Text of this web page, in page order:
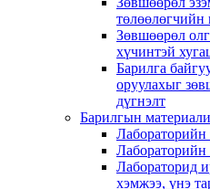
төлөөлөгчийн
Зөвшөөрөл
хүчинтэй
Барилга
оруулахыг
дүгнэлт
Барилгын
Лабораторийн
Лабораторийн
Лабораторид
хэмжээ, үнэ